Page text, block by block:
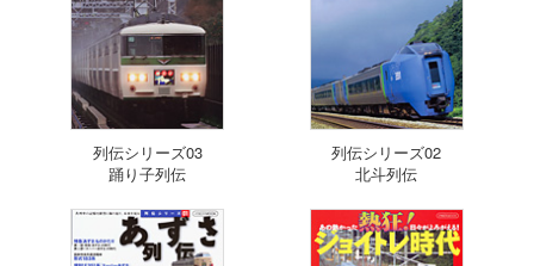
列伝シリーズ03
踊り子列伝
列伝シリーズ02
北斗列伝